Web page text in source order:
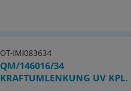
OT-IMI083634
QM/146016/34
KRAFTUMLENKUNG UV KPL.